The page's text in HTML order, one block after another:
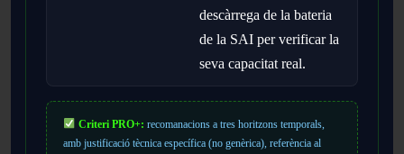
descàrrega de la bateria
de la SAI per verificar la
seva capacitat real.
Criteri PRO+: recomanacions a tres horitzons temporals,
amb justificació tècnica específica (no genèrica), referència al